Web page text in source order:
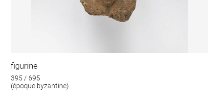
figurine
395 / 695
(époque byzantine)